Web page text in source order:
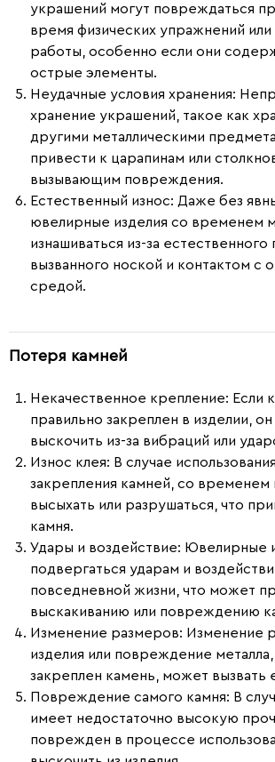
украшений могут повреждаться
время физических упражнений
работы, особенно если они
острые элементы.
Неудачные условия хранения:
хранение украшений, такое как
другими металлическими
привести к царапинам или
вызывающим повреждения.
Естественный износ: Даже без
ювелирные изделия со временем
изнашиваться из-за естественного
вызванного ноской и контактом
средой.
Потеря камней
Некачественное крепление: Если
правильно закреплен в изделии,
выскочить из-за вибраций или
Износ клея: В случае
закрепления камней, со временем
высыхать или разрушаться, что
камня.
Удары и воздействие: Ювелирные
подвергаться ударам и
повседневной жизни, что может
выскакиванию или повреждению
Изменение размеров: Изменение
изделия или повреждение
закреплен камень, может вызвать
Повреждение самого камня: В
имеет недостаточно высокую
поврежден в процессе